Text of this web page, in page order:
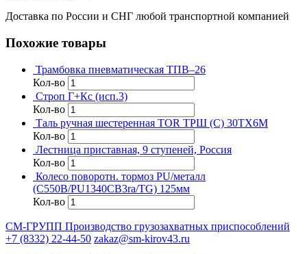
Доставка по России и СНГ любой транспортной компанией
Похожие товары
Трамбовка пневматическая ТПВ–26
Кол-во
Строп Г+Кс (исп.3)
Кол-во
Таль ручная шестеренная TOR ТРШ (C) 30ТХ6М
Кол-во
Лестница приставная, 9 ступеней, Россия
Кол-во
Колесо поворотн. тормоз PU/металл
(C550B/PU1340CB3ra/TG) 125мм
Кол-во
СМ-ГРУПП Производство грузозахватных приспособлений
+7 (8332) 22-44-50 zakaz@sm-kirov43.ru